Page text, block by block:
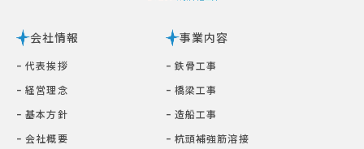
会社情報
ｰ 代表挨拶
ｰ 経営理念
ｰ 基本⽅針
ｰ 会社概要
事業内容
ｰ 鉄⾻⼯事
ｰ 橋梁⼯事
ｰ 造船工事
ｰ 杭頭補強筋溶接